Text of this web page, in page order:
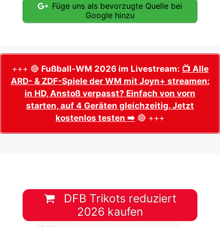
Füge uns als bevorzugte Quelle bei
Google hinzu
+++ 🔴 Fußball-WM 2026 im Livestream: 📺 Alle
ARD- & ZDF-Spiele der WM mit Joyn+ streamen:
in HD, Anstoß verpasst? Einfach von vorn
starten, auf 4 Geräten gleichzeitig. Jetzt
kostenlos testen ➡️ 🔴 +++
DFB Trikots reduziert
2026 kaufen